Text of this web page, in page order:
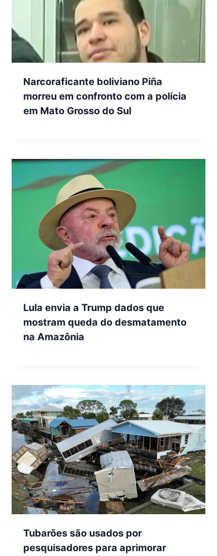
Narcoraficante boliviano Piña
morreu em confronto com a polícia
em Mato Grosso do Sul
Lula envia a Trump dados que
mostram queda do desmatamento
na Amazônia
Tubarões são usados por
pesquisadores para aprimorar